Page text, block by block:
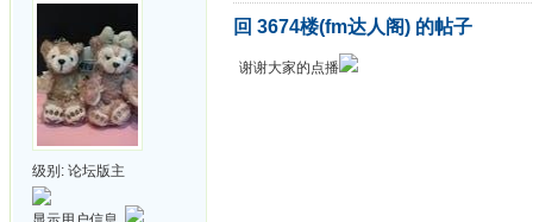
级别: 论坛版主
回 3674楼(fm达人阁) 的帖子
谢谢大家的点播